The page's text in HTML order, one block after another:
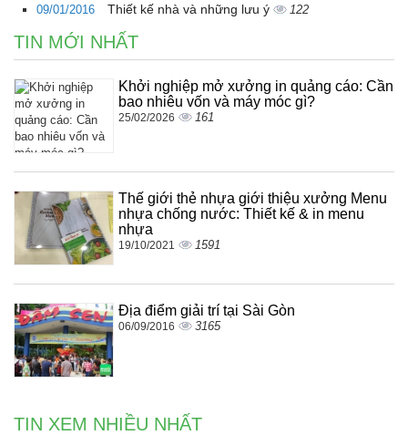
09/01/2016
Thiết kế nhà và những lưu ý 122
TIN MỚI NHẤT
Khởi nghiệp mở xưởng in quảng cáo: Cần
bao nhiêu vốn và máy móc gì?
25/02/2026 161
Thế giới thẻ nhựa giới thiệu xưởng Menu
nhựa chống nước: Thiết kế & in menu
nhựa
19/10/2021 1591
Địa điểm giải trí tại Sài Gòn
06/09/2016 3165
TIN XEM NHIỀU NHẤT